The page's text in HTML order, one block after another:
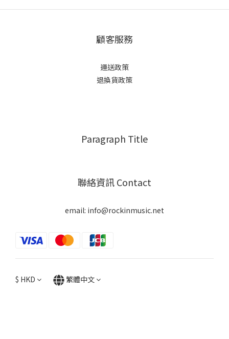
顧客服務
運送政策
退換貨政策
Paragraph Title
聯絡資訊 Contact
email: info@rockinmusic.net
$ HKD 繁體中文